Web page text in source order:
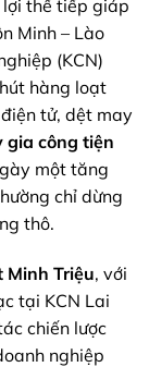
thế tiếp giáp
Minh – Lào
(KCN)
hàng loạt
tử, dệt may
gia công tiện
một tăng
chỉ dừng
thô.
Minh Triệu, với
tại KCN Lai
chiến lược
nghiệp